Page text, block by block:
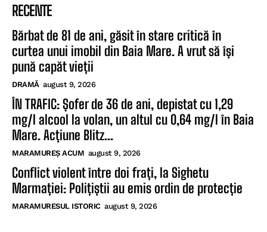
RECENTE
Bărbat de 81 de ani, găsit în stare critică în
curtea unui imobil din Baia Mare. A vrut să își
pună capăt vieții
DRAMĂ august 9, 2026
ÎN TRAFIC: Șofer de 36 de ani, depistat cu 1,29
mg/l alcool la volan, un altul cu 0,64 mg/l în Baia
Mare. Acțiune Blitz...
MARAMUREȘ ACUM august 9, 2026
Conflict violent între doi frați, la Sighetu
Marmației: Polițiștii au emis ordin de protecție
MARAMURESUL ISTORIC august 9, 2026